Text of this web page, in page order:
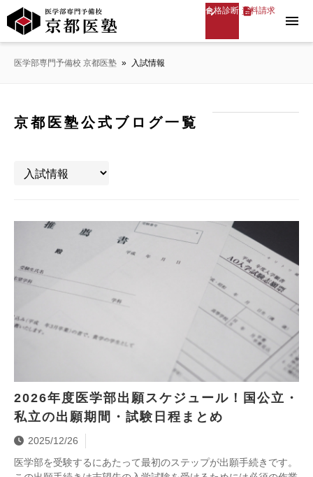
合格診断 資料請求
menu
医学部専門予備校 京都医塾 » 入試情報
京都医塾公式ブログ一覧
2026年度医学部出願スケジュール！国公立・
私立の出願期間・試験日程まとめ
2025/12/26
医学部を受験するにあたって最初のステップが出願手続きです。